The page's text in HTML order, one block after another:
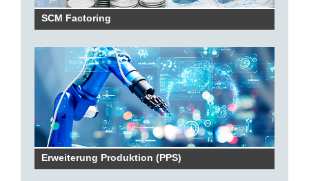
SCM Factoring
Erweiterung Produktion (PPS)